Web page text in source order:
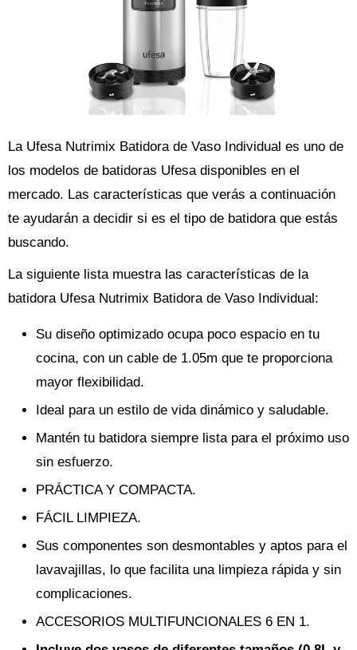
La Ufesa Nutrimix Batidora de Vaso Individual es uno de
los modelos de batidoras Ufesa disponibles en el
mercado. Las características que verás a continuación
te ayudarán a decidir si es el tipo de batidora que estás
buscando.
La siguiente lista muestra las características de la
batidora Ufesa Nutrimix Batidora de Vaso Individual:
Su diseño optimizado ocupa poco espacio en tu
cocina, con un cable de 1.05m que te proporciona
mayor flexibilidad.
Ideal para un estilo de vida dinámico y saludable.
Mantén tu batidora siempre lista para el próximo uso
sin esfuerzo.
PRÁCTICA Y COMPACTA.
FÁCIL LIMPIEZA.
Sus componentes son desmontables y aptos para el
lavavajillas, lo que facilita una limpieza rápida y sin
complicaciones.
ACCESORIOS MULTIFUNCIONALES 6 EN 1.